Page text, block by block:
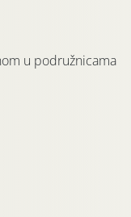
u podružnicama